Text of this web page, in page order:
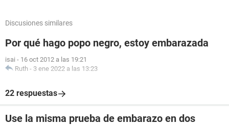
Discusiones similares
Por qué hago popo negro, estoy embarazada
isai - 16 oct 2012 a las 19:21
Ruth - 3 ene 2022 a las 13:23
22 respuestas
Use la misma prueba de embarazo en dos